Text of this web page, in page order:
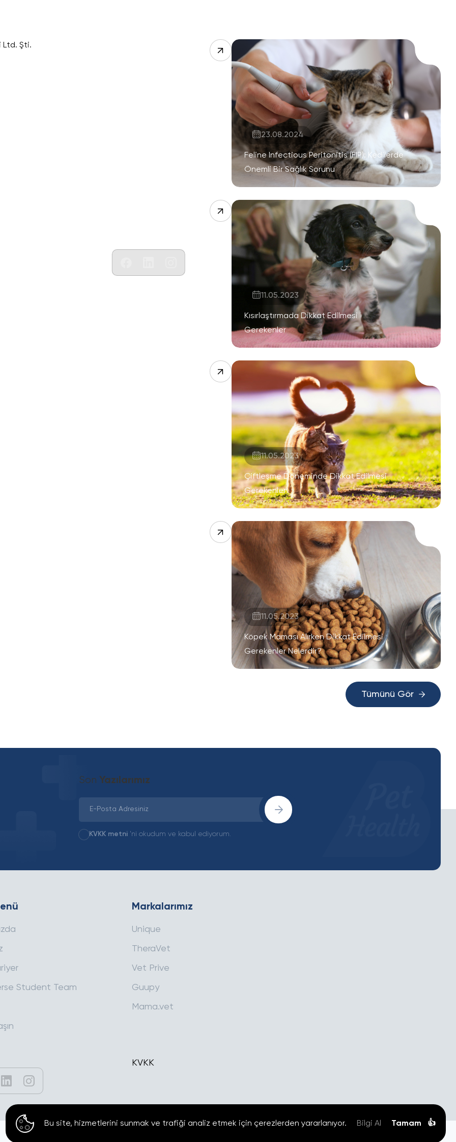
23.08.2024
Feline Infectious Peritonitis (FIP): Kedilerde
Önemli Bir Sağlık Sorunu
11.05.2023
Kısırlaştırmada Dikkat Edilmesi
Gerekenler
11.05.2023
Çiftleşme Döneminde Dikkat Edilmesi
Gerekenler
11.05.2023
Köpek Maması Alırken Dikkat Edilmesi
Gerekenler Nelerdir?
Tümünü Gör
Son Yazılarımız
KVKK metni 'ni okudum ve kabul ediyorum.
Student Team
Markalarımız
Unique
TheraVet
Vet Prive
Guupy
Mama.vet
KVKK
Bu site, hizmetlerini sunmak ve trafiği analiz etmek için çerezlerden yararlanıyor. Bilgi Al Tamam 👍